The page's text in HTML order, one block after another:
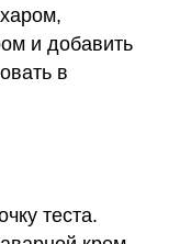
и добавить
в
теста.